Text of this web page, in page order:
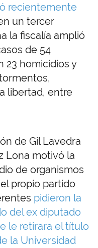
recientemente
un tercer
la fiscalía amplió
de 54
23 homicidios y
libertad, entre
de Gil Lavedra
Lona motivó la
de organismos
propio partido
pidieron la
del ex diputado
le retirara el título
la Universidad